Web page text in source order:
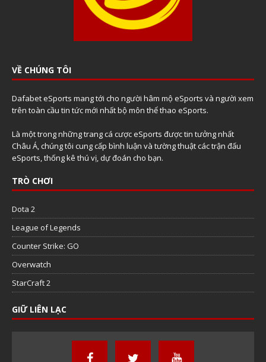
VỀ CHÚNG TÔI
Dafabet eSports mang tới cho người hâm mộ eSports và người xem
trên toàn cầu tin tức mới nhất bộ môn thể thao eSports.
Là một trong những trang cá cược eSports được tin tưởng nhất
Châu Á, chúng tôi cung cấp bình luận và tường thuật các trận đấu
eSports, thống kê thú vị, dự đoán cho bạn.
TRÒ CHƠI
Dota 2
League of Legends
Counter Strike: GO
Overwatch
StarCraft 2
GIỮ LIÊN LẠC